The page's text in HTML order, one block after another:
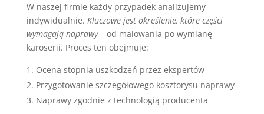
W naszej firmie każdy przypadek analizujemy
indywidualnie. Kluczowe jest określenie, które części
wymagają naprawy– od malowania po wymianę
karoserii. Proces ten obejmuje:
Ocena stopnia uszkodzeń przez ekspertów
Przygotowanie szczegółowego kosztorysu naprawy
Naprawy zgodnie z technologią producenta